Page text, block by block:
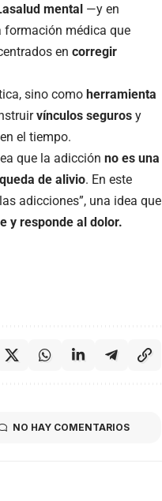
salud mental —y en
formación médica que
en corregir
sino como herramienta
vínculos seguros y
el tiempo.
que la adicción no es una
de alivio. En este
adicciones”, una idea que
y responde al dolor.
NO HAY COMENTARIOS